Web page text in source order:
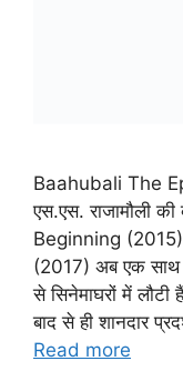
Baahubali The
एस.एस. राजामौली
Beginning
(2017) अब एक
से सिनेमाघरों में लौटी
बाद से ही शानदार
Read more